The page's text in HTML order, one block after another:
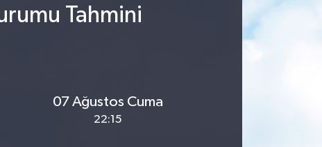
Tahmini
07 Ağustos Cuma
22:15